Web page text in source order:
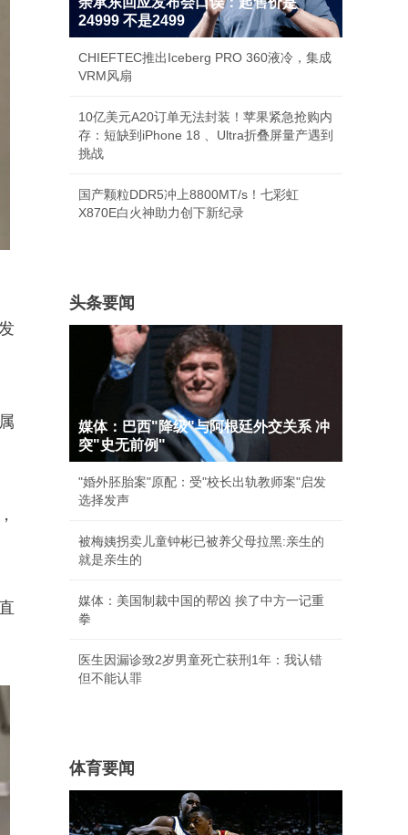
24999 不是2499
CHIEFTEC推出Iceberg PRO 360液冷，集成
VRM风扇
10亿美元A20订单无法封装！苹果紧急抢购内
存：短缺到iPhone 18 、Ultra折叠屏量产遇到
挑战
国产颗粒DDR5冲上8800MT/s！七彩虹
X870E白火神助力创下新纪录
头条要闻
媒体：巴西"降级"与阿根廷外交关系 冲
突"史无前例"
"婚外胚胎案"原配：受"校长出轨教师案"启发
选择发声
被梅姨拐卖儿童钟彬已被养父母拉黑:亲生的
就是亲生的
媒体：美国制裁中国的帮凶 挨了中方一记重
拳
医生因漏诊致2岁男童死亡获刑1年：我认错
但不能认罪
体育要闻